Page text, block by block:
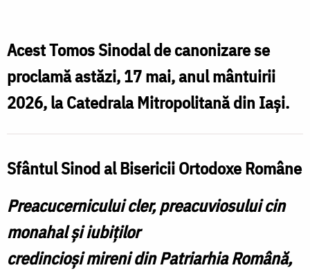
Ortodoxe
Autocefale
Române
pentru
canonizării
Sfintei
Mărturisitoare
Blandina
Acest Tomos Sinodal de canonizare se
proclamă astăzi, 17 mai, anul mântuirii
2026, la Catedrala Mitropolitană din Iași.
Sfântul Sinod al Bisericii Ortodoxe Române
Preacucernicului cler, preacuviosului cin
monahal și iubiților
credincioși mireni din Patriarhia Română,